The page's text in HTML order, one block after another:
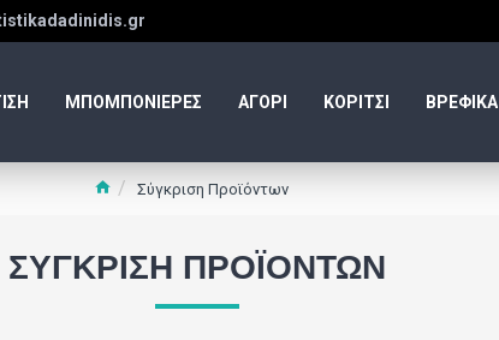
ΜΠΟΜΠΟΝΙΕΡΕΣ ΑΓΟΡΙ ΚΟΡΙΤΣΙ ΒΡΕΦΙΚΑ
Σύγκριση Προϊόντων
ΣΎΓΚΡΙΣΗ ΠΡΟΪΌΝΤΩΝ